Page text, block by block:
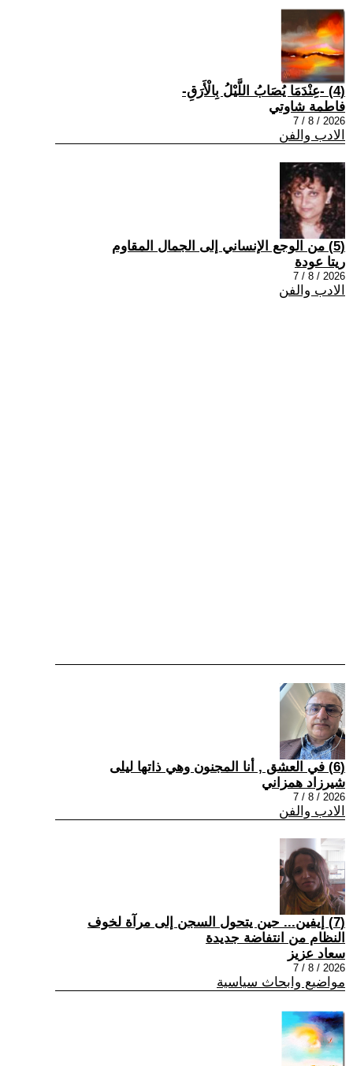
(4) -عِنْدَمَا يُصَابُ اللَّيْلُ بِالْأَرَقِ-
فاطمة شاوتي
2026 / 8 / 7
الادب والفن
(5) من الوجع الإنساني إلى الجمال المقاوم
ريتا عودة
2026 / 8 / 7
الادب والفن
(6) في العشق , أنا المجنون وهي ذاتها ليلى
شيرزاد همزاني
2026 / 8 / 7
الادب والفن
(7) إيفين... حين يتحول السجن إلى مرآة لخوف
النظام من انتفاضة جديدة
سعاد عزيز
2026 / 8 / 7
مواضيع وابحاث سياسية